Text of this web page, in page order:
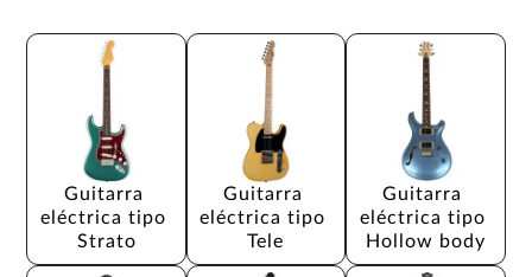
Guitarra
eléctrica tipo
Strato
Guitarra
eléctrica tipo
Tele
Guitarra
eléctrica tipo
Hollow body